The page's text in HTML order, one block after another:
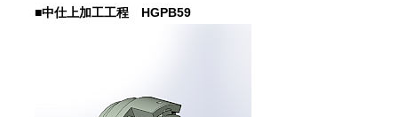
■中仕上加工工程 HGPB59